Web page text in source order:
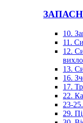
10.
11.
12.
13.
16.
17.
22.
23-
29.